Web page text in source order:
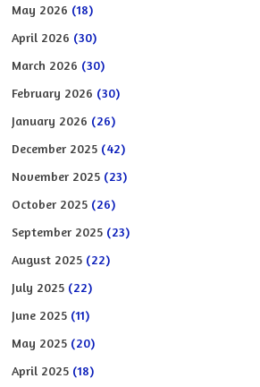
May 2026 (18)
April 2026 (30)
March 2026 (30)
February 2026 (30)
January 2026 (26)
December 2025 (42)
November 2025 (23)
October 2025 (26)
September 2025 (23)
August 2025 (22)
July 2025 (22)
June 2025 (11)
May 2025 (20)
April 2025 (18)